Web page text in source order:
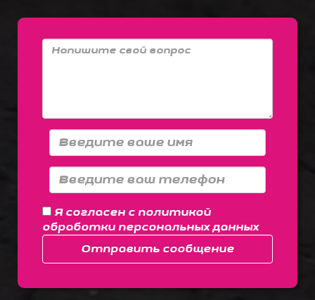
Я согласен с политикой
обработки персональных данных
Отправить сообщение